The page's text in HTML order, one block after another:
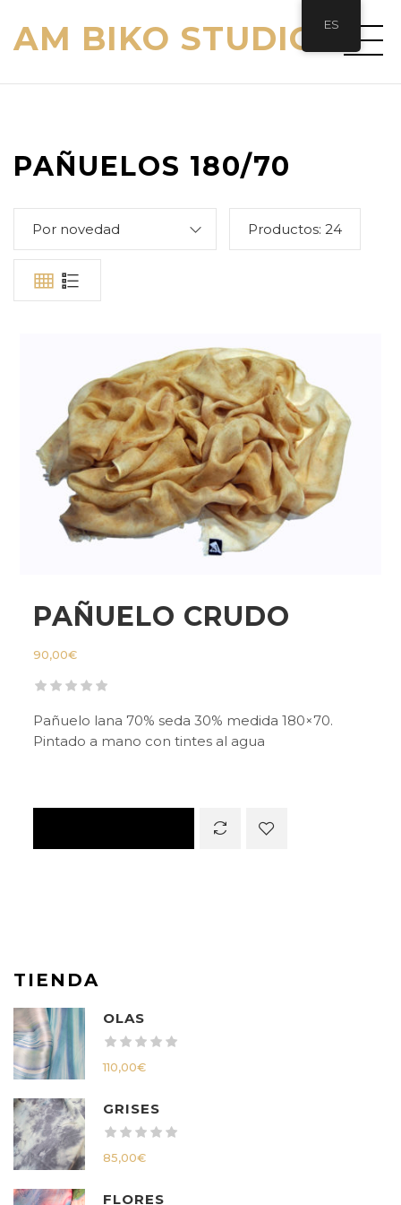
AM BIKO STUDIO
PAÑUELOS 180/70
Por novedad Productos: 24
PAÑUELO CRUDO
90,00€
Pañuelo lana 70% seda 30% medida 180×70.
Pintado a mano con tintes al agua
TIENDA
OLAS
110,00€
GRISES
85,00€
FLORES
ES